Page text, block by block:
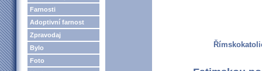
Farnosti
Adoptivní farnost
Zpravodaj
Bylo
Foto